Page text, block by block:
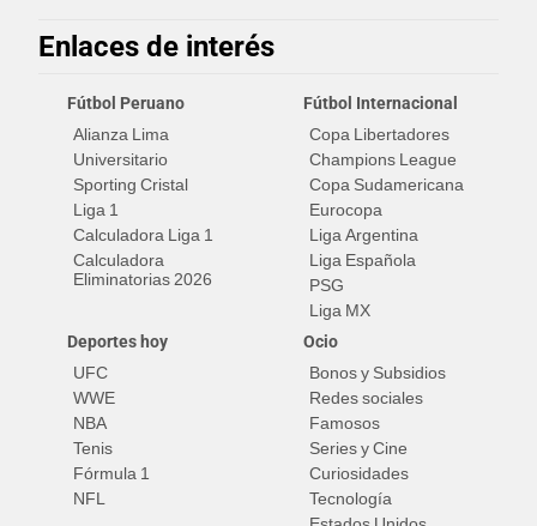
Enlaces de interés
Fútbol Peruano
Alianza Lima
Universitario
Sporting Cristal
Liga 1
Calculadora Liga 1
Calculadora
Eliminatorias 2026
Fútbol Internacional
Copa Libertadores
Champions League
Copa Sudamericana
Eurocopa
Liga Argentina
Liga Española
PSG
Liga MX
Deportes hoy
UFC
WWE
NBA
Tenis
Fórmula 1
NFL
Ocio
Bonos y Subsidios
Redes sociales
Famosos
Series y Cine
Curiosidades
Tecnología